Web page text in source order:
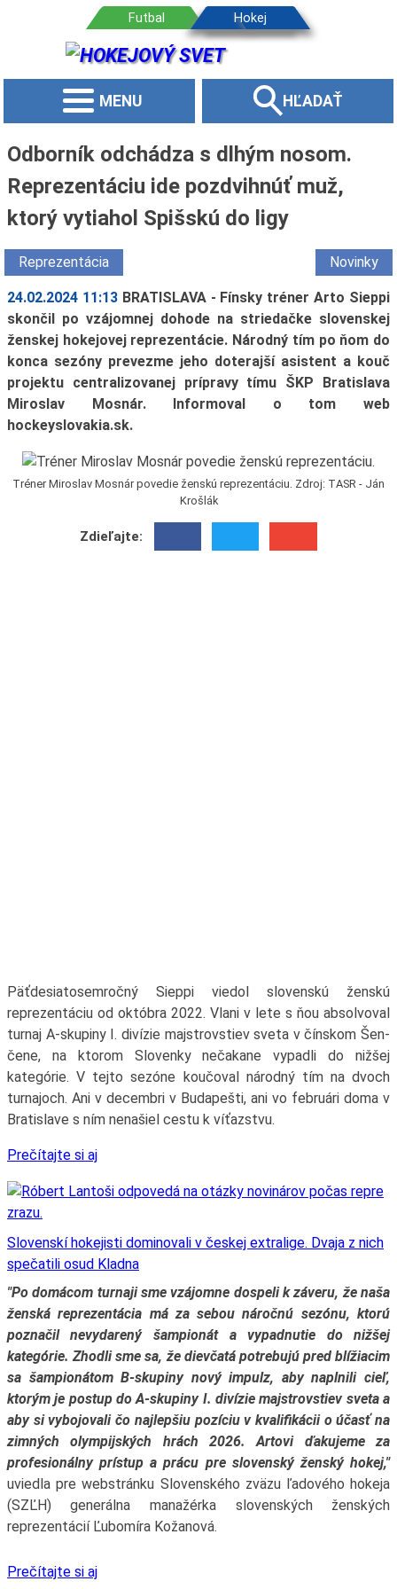
MENU HĽADAŤ
Odborník odchádza s dlhým nosom.
Reprezentáciu ide pozdvihnúť muž,
ktorý vytiahol Spišskú do ligy
Reprezentácia Novinky
24.02.2024 11:13 BRATISLAVA - Fínsky tréner Arto Sieppi
skončil po vzájomnej dohode na striedačke slovenskej
ženskej hokejovej reprezentácie. Národný tím po ňom do
konca sezóny prevezme jeho doterajší asistent a kouč
projektu centralizovanej prípravy tímu ŠKP Bratislava
Miroslav Mosnár. Informoval o tom web
hockeyslovakia.sk.
Tréner Miroslav Mosnár povedie ženskú reprezentáciu. Zdroj: TASR - Ján
Krošlák
Zdieľajte:
Päťdesiatosemročný Sieppi viedol slovenskú ženskú
reprezentáciu od októbra 2022. Vlani v lete s ňou absolvoval
turnaj A-skupiny I. divízie majstrovstiev sveta v čínskom Šen-
čene, na ktorom Slovenky nečakane vypadli do nižšej
kategórie. V tejto sezóne koučoval národný tím na dvoch
turnajoch. Ani v decembri v Budapešti, ani vo februári doma v
Bratislave s ním nenašiel cestu k víťazstvu.
Prečítajte si aj
Slovenskí hokejisti dominovali v českej extralige. Dvaja z nich
spečatili osud Kladna
"Po domácom turnaji sme vzájomne dospeli k záveru, že naša
ženská reprezentácia má za sebou náročnú sezónu, ktorú
poznačil nevydarený šampionát a vypadnutie do nižšej
kategórie. Zhodli sme sa, že dievčatá potrebujú pred blížiacim
sa šampionátom B-skupiny nový impulz, aby naplnili cieľ,
ktorým je postup do A-skupiny I. divízie majstrovstiev sveta a
aby si vybojovali čo najlepšiu pozíciu v kvalifikácii o účasť na
zimných olympijských hrách 2026. Artovi ďakujeme za
profesionálny prístup a prácu pre slovenský ženský hokej,"
uviedla pre webstránku Slovenského zväzu ľadového hokeja
(SZĽH) generálna manažérka slovenských ženských
reprezentácií Ľubomíra Kožanová.
Prečítajte si aj